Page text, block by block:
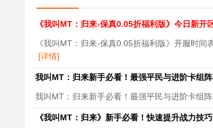
《我叫MT：归来-保真0.05折福利版》今日新开
《我叫MT：归来-保真0.05折福利版》开服时
[详情]
我叫MT：归来新手必看！最强平民与进阶卡组
我叫MT：归来新手必看！最强平民与进阶卡组
《我叫MT：归来》新手必看！快速提升战力技